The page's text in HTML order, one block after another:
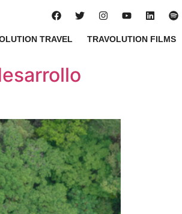
TRAVEL TRAVOLUTION FILMS